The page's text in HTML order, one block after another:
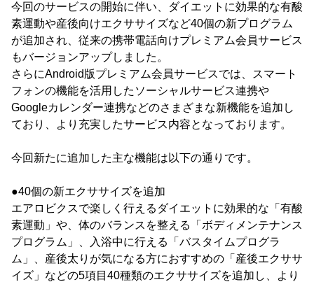
今回のサービスの開始に伴い、ダイエットに効果的な有酸
素運動や産後向けエクササイズなど40個の新プログラム
が追加され、従来の携帯電話向けプレミアム会員サービス
もバージョンアップしました。
さらにAndroid版プレミアム会員サービスでは、スマート
フォンの機能を活用したソーシャルサービス連携や
Googleカレンダー連携などのさまざまな新機能を追加し
ており、より充実したサービス内容となっております。
今回新たに追加した主な機能は以下の通りです。
●40個の新エクササイズを追加
エアロビクスで楽しく行えるダイエットに効果的な「有酸
素運動」や、体のバランスを整える「ボディメンテナンス
プログラム」、入浴中に行える「バスタイムプログラ
ム」、産後太りが気になる方におすすめの「産後エクササ
イズ」などの5項目40種類のエクササイズを追加し、より